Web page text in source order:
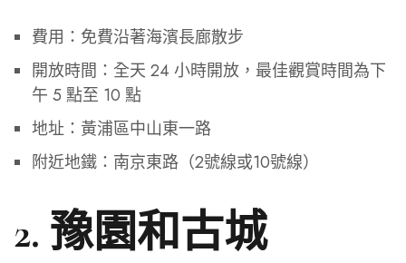
費用：免費沿著海濱長廊散步
開放時間：全天 24 小時開放，最佳觀賞時間為下
午 5 點至 10 點
地址：黃浦區中山東一路
附近地鐵：南京東路（2號線或10號線）
2. 豫園和古城